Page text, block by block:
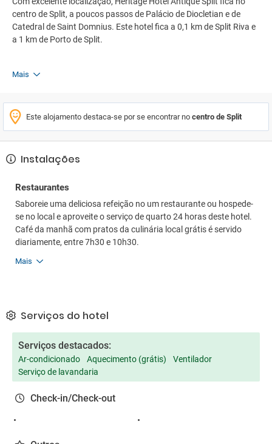
centro de Split, a poucos passos de Palácio de Diocletian e de
Catedral de Saint Domnius. Este hotel fica a 0,1 km de Split Riva e
a 1 km de Porto de Split.
Mais
Este alojamento destaca-se por se encontrar no centro de Split
Instalações
Restaurantes
Saboreie uma deliciosa refeição no um restaurante ou hospede-
se no local e aproveite o serviço de quarto 24 horas deste hotel.
Café da manhã com pratos da culinária local grátis é servido
diariamente, entre 7h30 e 10h30.
Mais
Serviços do hotel
Serviços destacados:
Ar-condicionado Aquecimento (grátis)
Ventilador
Serviço de lavandaria
Check-in/Check-out